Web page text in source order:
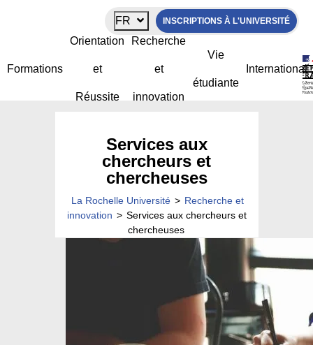
FR INSCRIPTIONS À L'UNIVERSITÉ
Formations
Orientation
et
Réussite
Recherche
et
innovation
Vie
étudiante
International
Services aux
chercheurs et
chercheuses
La Rochelle Université > Recherche et
innovation > Services aux chercheurs et
chercheuses
Panneau de gestion des cookies